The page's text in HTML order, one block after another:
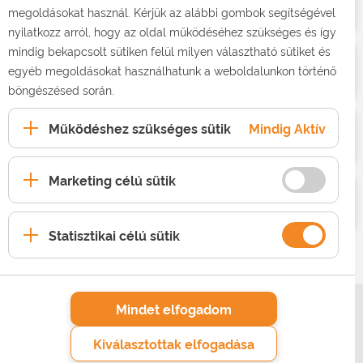
megoldásokat használ. Kérjük az alábbi gombok segítségével
nyilatkozz arról, hogy az oldal működéséhez szükséges és így
mindig bekapcsolt sütiken felül milyen választható sütiket és
egyéb megoldásokat használhatunk a weboldalunkon történő
böngészésed során.
Működéshez szükséges sütik Mindig Aktív
Marketing célú sütik
Statisztikai célú sütik
Mindet elfogadom
Kiválasztottak elfogadása
Mobilinternet
Mobiltelefon
Vezetékes telefon
SZOLGÁLTATÁSAINK
RÓLUNK